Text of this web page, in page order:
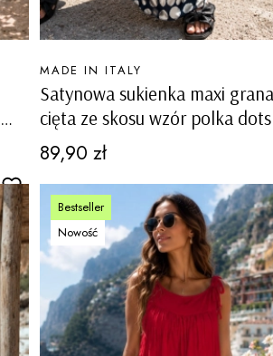
Satynowa sukienka maxi
cięta ze skosu wzór polka
ramiączkach Oldenico
PRODUCENT
MADE IN ITALY
Cena
89,90 zł
Bestseller
Nowość